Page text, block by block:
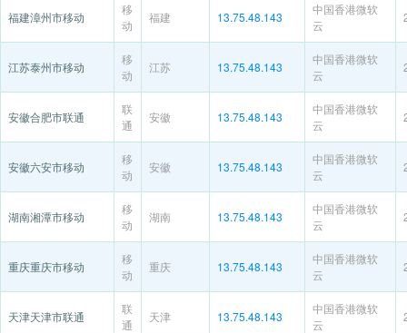
福建漳州市移动
移
动
福建 13.75.48.143
中国香港微软
云
江苏泰州市移动
移
动
江苏 13.75.48.143
中国香港微软
云
安徽合肥市联通
联
通
安徽 13.75.48.143
中国香港微软
云
安徽六安市移动
移
动
安徽 13.75.48.143
中国香港微软
云
湖南湘潭市移动
移
动
湖南 13.75.48.143
中国香港微软
云
重庆重庆市移动
移
动
重庆 13.75.48.143
中国香港微软
云
天津天津市联通
联
通
天津 13.75.48.143
中国香港微软
云